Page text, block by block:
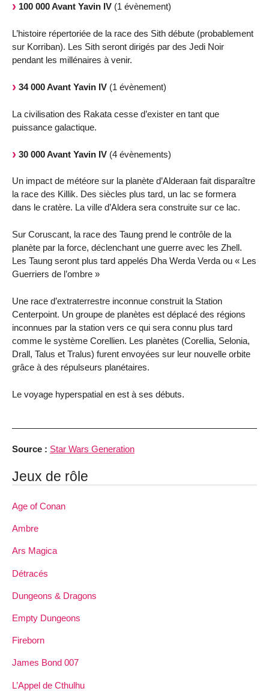
100 000 Avant Yavin IV (1 évènement)
L’histoire répertoriée de la race des Sith débute (probablement
sur Korriban). Les Sith seront dirigés par des Jedi Noir
pendant les millénaires à venir.
34 000 Avant Yavin IV (1 évènement)
La civilisation des Rakata cesse d’exister en tant que
puissance galactique.
30 000 Avant Yavin IV (4 évènements)
Un impact de météore sur la planète d’Alderaan fait disparaître
la race des Killik. Des siècles plus tard, un lac se formera
dans le cratère. La ville d’Aldera sera construite sur ce lac.
Sur Coruscant, la race des Taung prend le contrôle de la
planète par la force, déclenchant une guerre avec les Zhell.
Les Taung seront plus tard appelés Dha Werda Verda ou « Les
Guerriers de l’ombre »
Une race d’extraterrestre inconnue construit la Station
Centerpoint. Un groupe de planètes est déplacé des régions
inconnues par la station vers ce qui sera connu plus tard
comme le système Corellien. Les planètes (Corellia, Selonia,
Drall, Talus et Tralus) furent envoyées sur leur nouvelle orbite
grâce à des répulseurs planétaires.
Le voyage hyperspatial en est à ses débuts.
Source : Star Wars Generation
Jeux de rôle
Age of Conan
Ambre
Ars Magica
Détracés
Dungeons & Dragons
Empty Dungeons
Fireborn
James Bond 007
L’Appel de Cthulhu